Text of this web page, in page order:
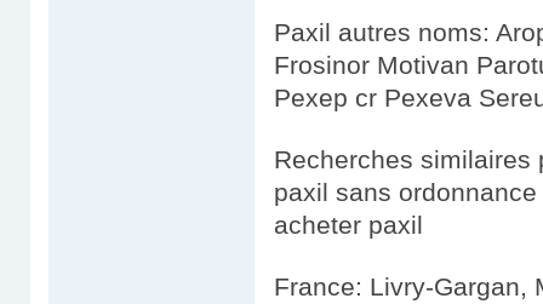
Paxil autres noms:
Frosinor Motivan
Pexep cr Pexeva
Recherches similaires
paxil sans ordonnance
acheter paxil
France: Livry-Gargan,